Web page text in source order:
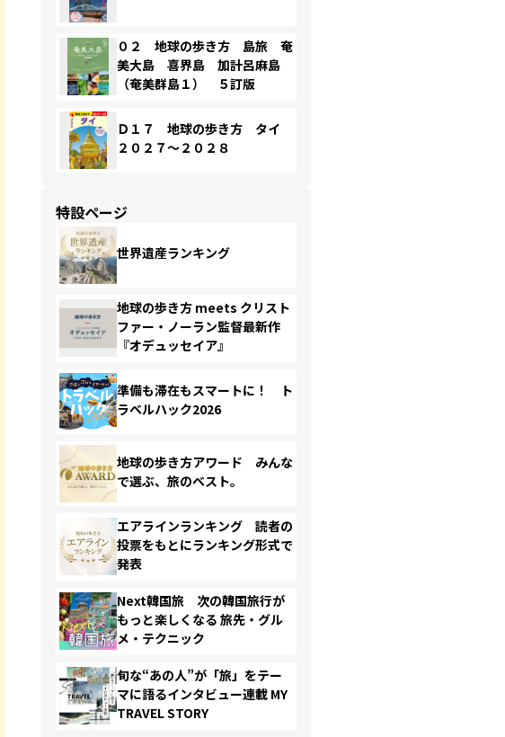
０２ 地球の歩き方 島旅 奄
美大島 喜界島 加計呂麻島
（奄美群島１） ５訂版
Ｄ１７ 地球の歩き方 タイ
２０２７～２０２８
特設ページ
世界遺産ランキング
地球の歩き方 meets クリスト
ファー・ノーラン監督最新作
『オデュッセイア』
準備も滞在もスマートに！ ト
ラベルハック2026
地球の歩き方アワード みんな
で選ぶ、旅のベスト。
エアラインランキング 読者の
投票をもとにランキング形式で
発表
Next韓国旅 次の韓国旅行が
もっと楽しくなる 旅先・グル
メ・テクニック
旬な“あの人”が「旅」をテー
マに語るインタビュー連載 MY
TRAVEL STORY